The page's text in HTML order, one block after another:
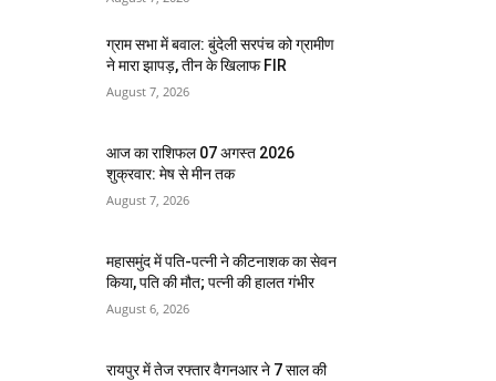
ग्राम सभा में बवाल: बुंदेली सरपंच को ग्रामीण
ने मारा झापड़, तीन के खिलाफ FIR
August 7, 2026
आज का राशिफल 07 अगस्त 2026
शुक्रवार: मेष से मीन तक
August 7, 2026
महासमुंद में पति-पत्नी ने कीटनाशक का सेवन
किया, पति की मौत; पत्नी की हालत गंभीर
August 6, 2026
रायपुर में तेज रफ्तार वैगनआर ने 7 साल की